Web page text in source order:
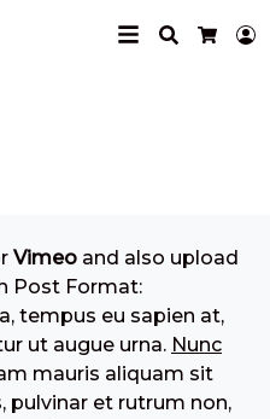
Search
Vimeo and also upload
Post Format:
tempus eu sapien at,
ut augue urna. Nunc
mauris aliquam sit
pulvinar et rutrum non,